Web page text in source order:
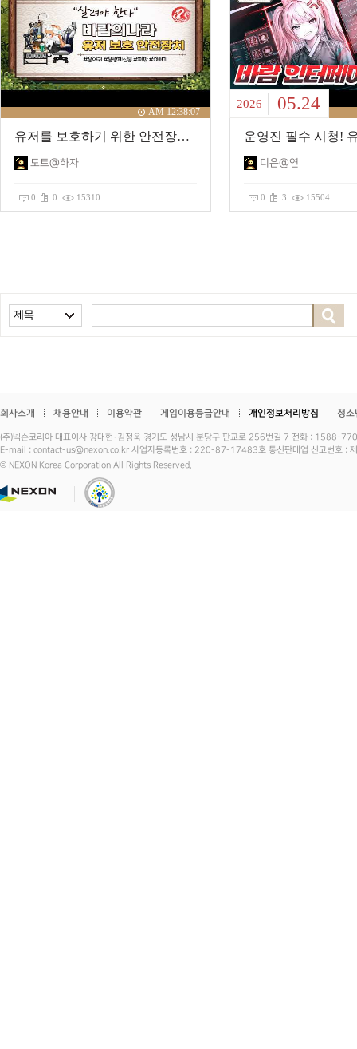
AM 12:38:07
유저를 보호하기 위한 안전장치 이야기
도트@하자
0 0 15310
2026 05.24
디은@연
0 3 15504
제목
회사소개 채용안내 이용약관 게임이용등급안내 개인정보처리방침 청소
(주)넥슨코리아 대표이사 강대현·김정욱 경기도 성남시 분당구 판교로 256번길 7 전화 :
E-mail : contact-us@nexon.co.kr 사업자등록번호 : 220-87-17483호 통신판매업 신고번호 :
© NEXON Korea Corporation All Rights Reserved.